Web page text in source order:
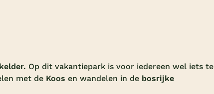
Op dit vakantiepark is voor iedereen wel iets te
met de Koos en wandelen in de bosrijke